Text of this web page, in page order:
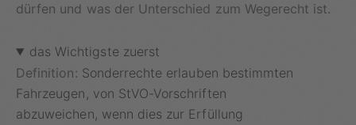
dürfen und was der Unterschied zum Wegerecht ist.
das Wichtigste zuerst
Definition: Sonderrechte erlauben bestimmten
Fahrzeugen, von StVO-Vorschriften
abzuweichen, wenn dies zur Erfüllung